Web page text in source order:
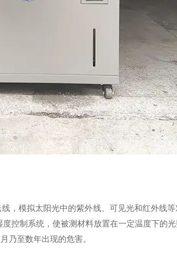
，模拟太阳光中的紫外线、可见光和红外线
控制系统，使被测材料放置在一定温度下的
乃至数年出现的危害。